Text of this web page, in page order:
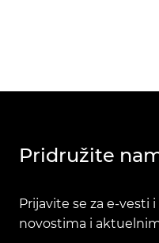
Pridružite
Prijavite se za e-vesti
novostima i